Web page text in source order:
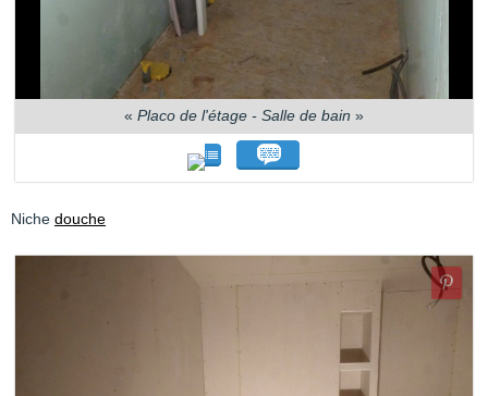
« Placo de l'étage - Salle de bain »
Niche douche